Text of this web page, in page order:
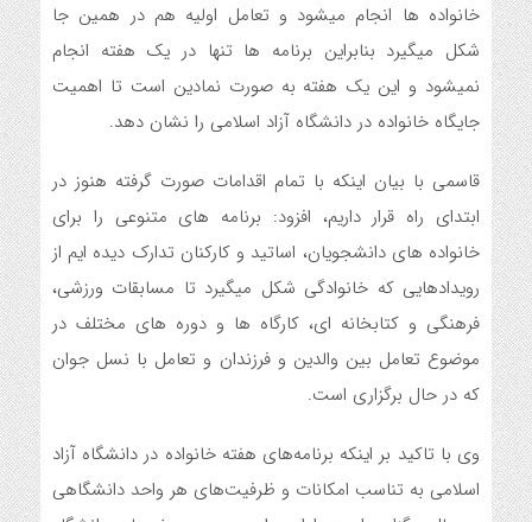
خانواده ها انجام میشود و تعامل اولیه هم در همین جا
شکل میگیرد بنابراین برنامه ها تنها در یک هفته انجام
نمیشود و این یک هفته به صورت نمادین است تا اهمیت
جایگاه خانواده در دانشگاه آزاد اسلامی را نشان دهد.
قاسمی با بیان اینکه با تمام اقدامات صورت گرفته هنوز در
ابتدای راه قرار داریم، افزود: برنامه های متنوعی را برای
خانواده های دانشجویان، اساتید و کارکنان تدارک دیده ایم از
رویدادهایی که خانوادگی شکل میگیرد تا مسابقات ورزشی،
فرهنگی و کتابخانه ای، کارگاه ها و دوره های مختلف در
موضوع تعامل بین والدین و فرزندان و تعامل با نسل جوان
که در حال برگزاری است.
وی با تاکید بر اینکه برنامه‌های هفته خانواده در دانشگاه آزاد
اسلامی به تناسب امکانات و ظرفیت‌های هر واحد دانشگاهی